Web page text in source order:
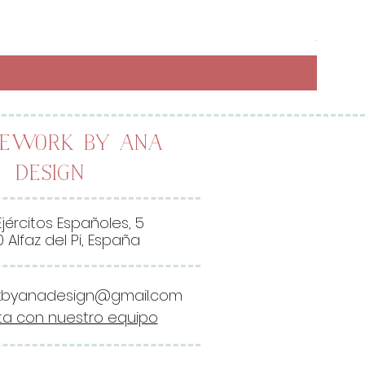
26,00
2
,
0
by Ana
Design
Españoles, 5
Alfaz del Pi, España
con nuestro equipo